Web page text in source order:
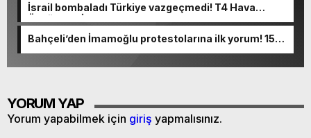
İsrail bombaladı Türkiye vazgeçmedi! T4 Hava
Üssüne “HİSAR” konuşlandırılıyor
Bahçeli’den İmamoğlu protestolarına ilk yorum! 15
YORUM YAP
Yorum yapabilmek için giriş yapmalısınız.